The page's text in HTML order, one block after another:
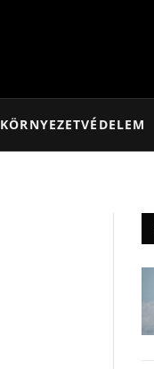
KÖRNYEZETVÉDELEM